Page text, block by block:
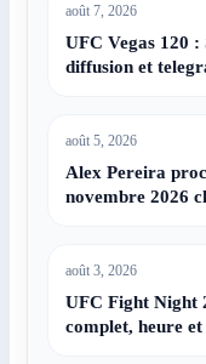
août 7, 2026
UFC Vegas 120
diffusion et
août 5, 2026
Alex Pereira
novembre 2026
août 3, 2026
UFC Fight Night
complet, heure